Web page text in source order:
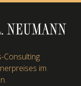
Consulting
im